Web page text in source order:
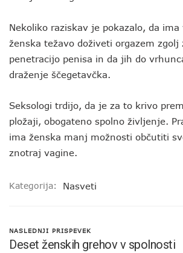
Nekoliko raziskav je pokazalo, da
ženska težavo doživeti orgazem zgolj
penetracijo penisa in da jih do
draženje ščegetavčka.
Seksologi trdijo, da je za to krivo
pložaji, obogateno spolno življenje.
ima ženska manj možnosti občutiti
znotraj vagine.
Kategorija: Nasveti
NASLEDNJI PRISPEVEK
Deset ženskih grehov v spolnosti